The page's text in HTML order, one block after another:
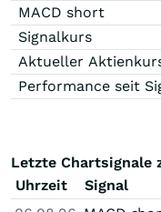
MACD short
Signalkurs
Aktueller
Performance seit
Letzte Chartsignale
Uhrzeit
Signal